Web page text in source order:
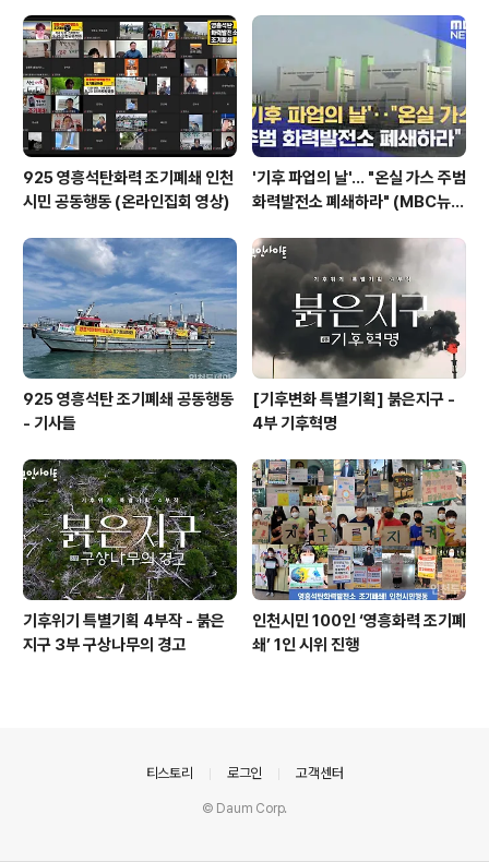
925 영흥석탄화력 조기폐쇄 인천
시민 공동행동 (온라인집회 영상)
'기후 파업의 날'... "온실 가스 주범
화력발전소 폐쇄하라" (MBC뉴스
925 영흥석탄 조기폐쇄 공동행동
- 기사들
[기후변화 특별기획] 붉은지구 -
4부 기후혁명
기후위기 특별기획 4부작 - 붉은
지구 3부 구상나무의 경고
인천시민 100인 ‘영흥화력 조기폐
쇄’ 1인 시위 진행
티스토리 로그인 고객센터
© Daum Corp.